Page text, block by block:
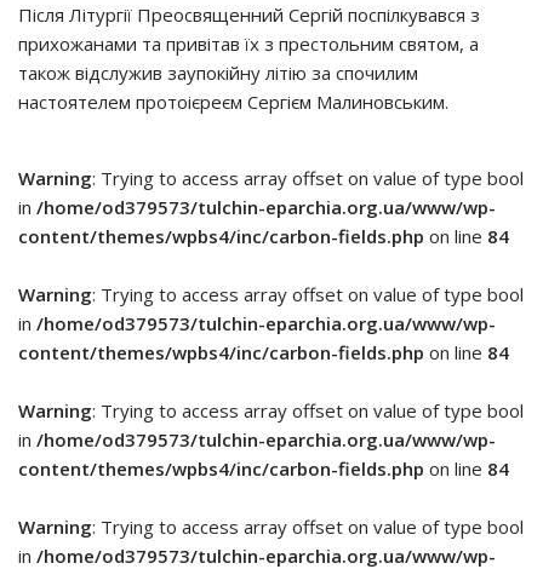
Після Літургії Преосвященний Сергій поспілкувався з
прихожанами та привітав їх з престольним святом, а
також відслужив заупокійну літію за спочилим
настоятелем протоієреєм Сергієм Малиновським.
Warning: Trying to access array offset on value of type bool
in /home/od379573/tulchin-eparchia.org.ua/www/wp-
content/themes/wpbs4/inc/carbon-fields.php on line 84
Warning: Trying to access array offset on value of type bool
in /home/od379573/tulchin-eparchia.org.ua/www/wp-
content/themes/wpbs4/inc/carbon-fields.php on line 84
Warning: Trying to access array offset on value of type bool
in /home/od379573/tulchin-eparchia.org.ua/www/wp-
content/themes/wpbs4/inc/carbon-fields.php on line 84
Warning: Trying to access array offset on value of type bool
in /home/od379573/tulchin-eparchia.org.ua/www/wp-